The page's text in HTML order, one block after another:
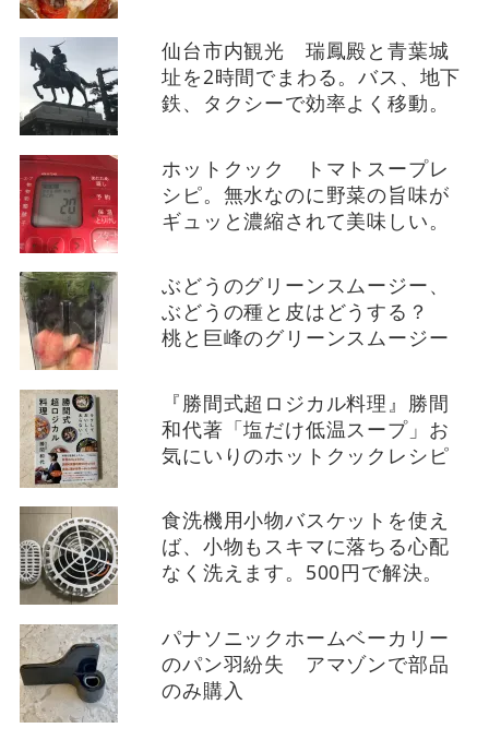
仙台市内観光 瑞鳳殿と青葉城
址を2時間でまわる。バス、地下
鉄、タクシーで効率よく移動。
ホットクック トマトスープレ
シピ。無水なのに野菜の旨味が
ギュッと濃縮されて美味しい。
ぶどうのグリーンスムージー、
ぶどうの種と皮はどうする？
桃と巨峰のグリーンスムージー
『勝間式超ロジカル料理』勝間
和代著「塩だけ低温スープ」お
気にいりのホットクックレシピ
食洗機用小物バスケットを使え
ば、小物もスキマに落ちる心配
なく洗えます。500円で解決。
パナソニックホームベーカリー
のパン羽紛失 アマゾンで部品
のみ購入